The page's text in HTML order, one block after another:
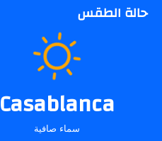
حالة الطقس
Casablanca
سماء صافية